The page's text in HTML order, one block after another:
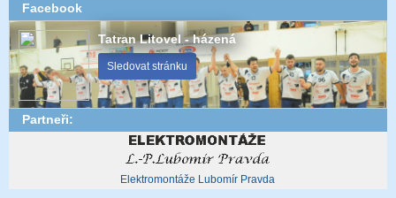
Facebook
Tatran Litovel - házená
Sledovat stránku
Partneři:
Elektromontáže Lubomír Pravda